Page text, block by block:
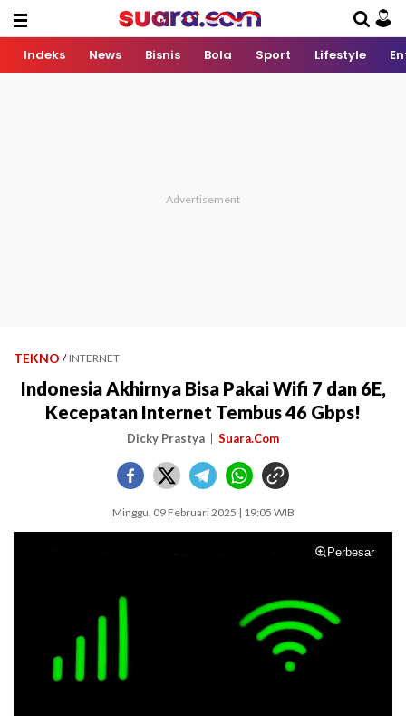
Indeks News Bisnis Bola Sport Lifestyle
TEKNO / INTERNET
Indonesia Akhirnya Bisa Pakai Wifi 7 dan 6E,
Kecepatan Internet Tembus 46 Gbps!
Dicky Prastya Suara.Com
Minggu, 09 Februari 2025 | 19:05 WIB
Perbesar